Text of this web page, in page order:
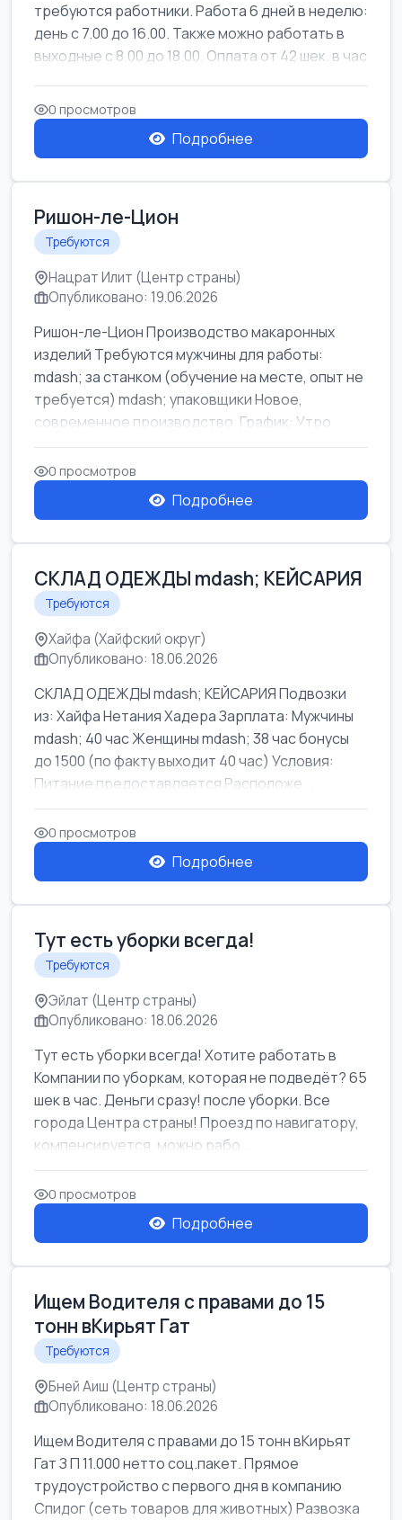
требуются работники. Работа 6 дней в неделю:
день с 7.00 до 16.00. Также можно работать в
выходные с 8.00 до 18.00. Оплата от 42 шек. в час
0 просмотров
Подробнее
Ришон-ле-Цион
Требуются
Нацрат Илит (Центр страны)
Опубликовано: 19.06.2026
Ришон-ле-Цион Производство макаронных
изделий Требуются мужчины для работы:
mdash; за станком (обучение на месте, опыт не
требуется) mdash; упаковщики Новое,
современное производство. График: Утро
mda...
0 просмотров
Подробнее
СКЛАД ОДЕЖДЫ mdash; КЕЙСАРИЯ
Требуются
Хайфа (Хайфский округ)
Опубликовано: 18.06.2026
СКЛАД ОДЕЖДЫ mdash; КЕЙСАРИЯ Подвозки
из: Хайфа Нетания Хадера Зарплата: Мужчины
mdash; 40 час Женщины mdash; 38 час бонусы
до 1500 (по факту выходит 40 час) Условия:
Питание предоставляется Расположе...
0 просмотров
Подробнее
Тут есть уборки всегда!
Требуются
Эйлат (Центр страны)
Опубликовано: 18.06.2026
Тут есть уборки всегда! Хотите работать в
Компании по уборкам, которая не подведёт? 65
шек в час. Деньги сразу! после уборки. Все
города Центра страны! Проезд по навигатору,
компенсируется. можно рабо...
0 просмотров
Подробнее
Ищем Водителя с правами до 15
тонн вКирьят Гат
Требуются
Бней Аиш (Центр страны)
Опубликовано: 18.06.2026
Ищем Водителя с правами до 15 тонн вКирьят
Гат З П 11.000 нетто соц.пакет. Прямое
трудоустройство с первого дня в компанию
Спидог (сеть товаров для животных) Развозка